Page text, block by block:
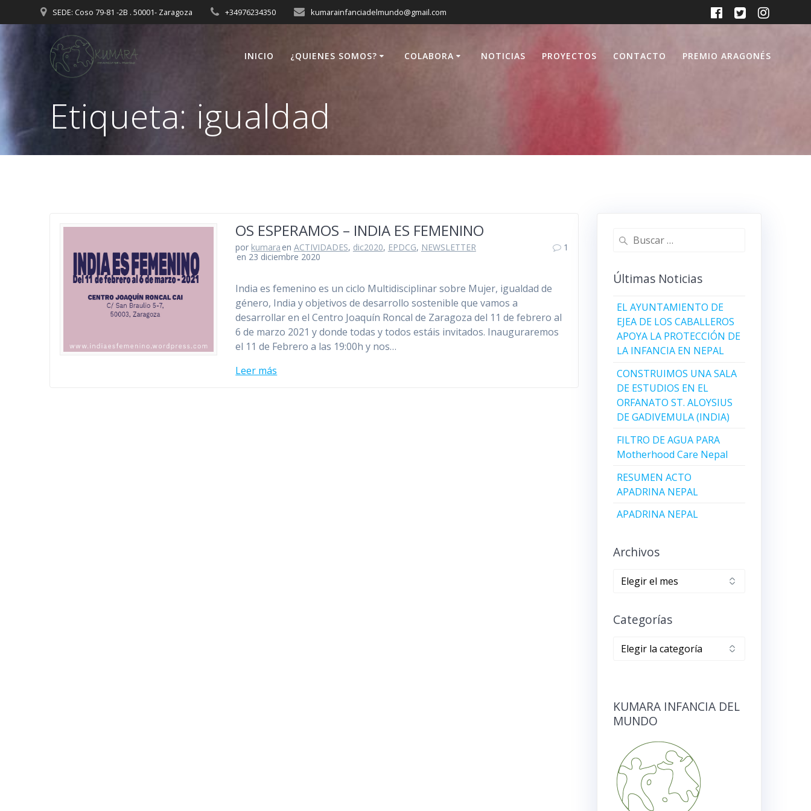
al
SEDE: Coso 79-81 -2B . 50001- Zaragoza +34976234350 kumarainfanciadelmundo@gmail.com
INICIO ¿QUIENES SOMOS? COLABORA NOTICIAS PROYECTOS CONTACTO PREMIO ARAGONÉS
Etiqueta: igualdad
OS ESPERAMOS – INDIA ES FEMENINO
por kumara en ACTIVIDADES, dic2020, EPDCG, NEWSLETTER
en 23 diciembre 2020
1
India es femenino es un ciclo Multidisciplinar sobre Mujer, igualdad de
género, India y objetivos de desarrollo sostenible que vamos a
desarrollar en el Centro Joaquín Roncal de Zaragoza del 11 de febrero al
6 de marzo 2021 y donde todas y todos estáis invitados. Inauguraremos
el 11 de Febrero a las 19:00h y nos…
Leer más
Buscar:
Últimas Noticias
EL AYUNTAMIENTO DE
EJEA DE LOS CABALLEROS
APOYA LA PROTECCIÓN DE
LA INFANCIA EN NEPAL
CONSTRUIMOS UNA SALA
DE ESTUDIOS EN EL
ORFANATO ST. ALOYSIUS
DE GADIVEMULA (INDIA)
FILTRO DE AGUA PARA
Motherhood Care Nepal
RESUMEN ACTO
APADRINA NEPAL
APADRINA NEPAL
Archivos
Archivos
Categorías
Categorías
KUMARA INFANCIA DEL
MUNDO